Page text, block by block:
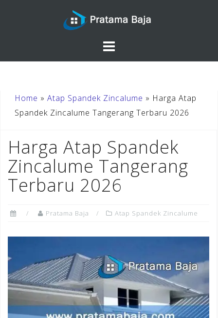
Home » Atap Spandek Zincalume » Harga Atap
Spandek Zincalume Tangerang Terbaru 2026
Harga Atap Spandek
Zincalume Tangerang
Terbaru 2026
Pratama Baja Atap Spandek Zincalume